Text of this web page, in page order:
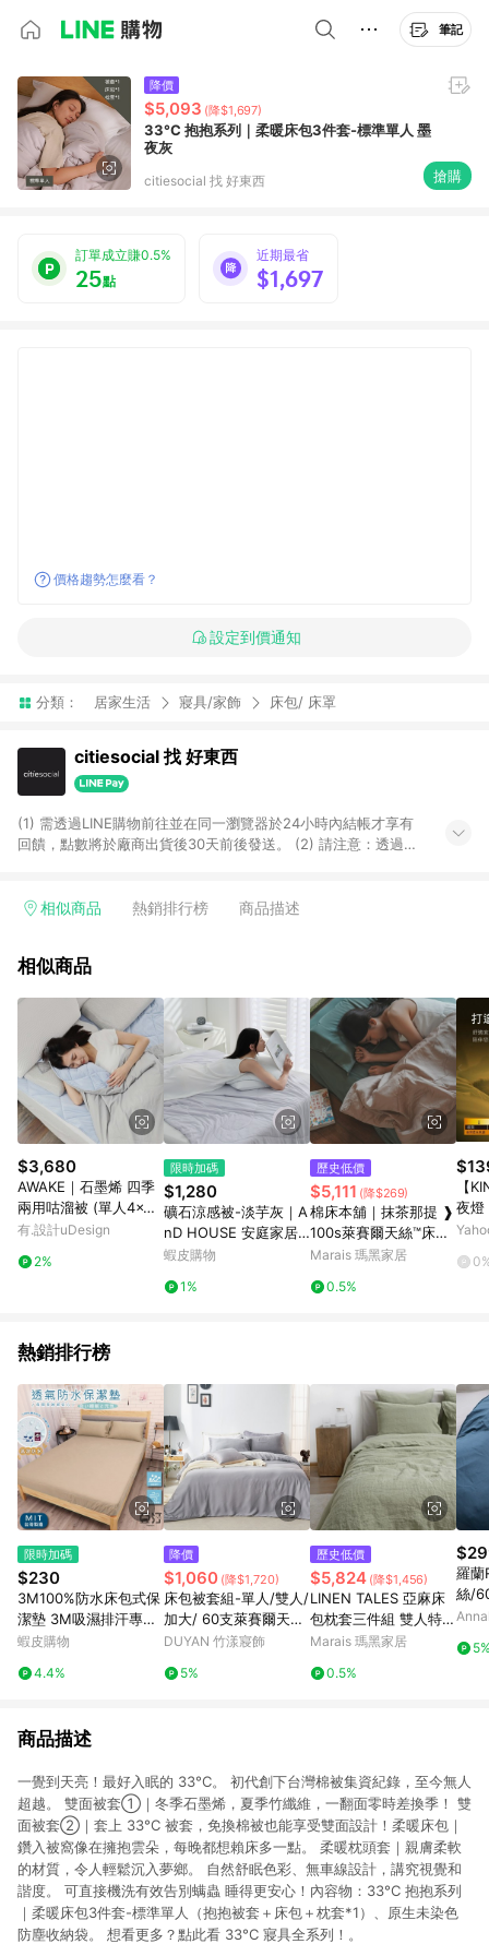
筆記
降價
$5,093 (降$1,697)
33°C 抱抱系列｜柔暖床包3件套-標準單人 墨
夜灰
citiesocial 找 好東西 搶購
訂單成立賺0.5%
25點
近期最省
$1,697
價格趨勢怎麼看？
設定到價通知
分類： 居家生活 寢具/家飾 床包/ 床罩
citiesocial 找 好東西
(1) 需透過LINE購物前往並在同一瀏覽器於24小時內結帳才享有
回饋，點數將於廠商出貨後30天前後發送。 (2) 請注意：透過
相似商品 熱銷排行榜 商品描述
相似商品
$3,680
AWAKE｜石墨烯 四季
兩用咕溜被 (單人4x7
呎)
有.設計uDesign
2%
限時加碼
$1,280
礦石涼感被-淡芋灰｜A
nD HOUSE 安庭家居
涼被
蝦皮購物
1%
歷史低價
$5,111 (降$269)
棉床本舖｜抹茶那提 ❱
100s萊賽爾天絲™床包
+兩用被 - S4單人床包
Marais 瑪黑家居
0.5%
【
夜燈
熱銷排行榜
限時加碼
$230
3M100%防水床包式保
潔墊 3M吸濕排汗專利
技術處理 台灣製 單人/
床包組/床包 亞汀 奶茶
蝦皮購物
4.4%
降價
$1,060 (降$1,720)
床包被套組-單人/雙人/
加大/ 60支萊賽爾天絲
/ 芝麻霧灰 台灣製
DUYAN 竹漾寢飾
5%
歷史低價
$5,824 (降$1,456)
LINEN TALES 亞麻床
包枕套三件組 雙人特大
鼠尾草綠
Marais 瑪黑家居
0.5%
羅蘭
絲/
被
商品描述
一覺到天亮！最好入眠的 33°C。 初代創下台灣棉被集資紀錄，至今無人
超越。 雙面被套①｜冬季石墨烯，夏季竹纖維，一翻面零時差換季！ 雙
面被套②｜套上 33°C 被套，免換棉被也能享受雙面設計！柔暖床包｜
鑽入被窩像在擁抱雲朵，每晚都想賴床多一點。 柔暖枕頭套｜親膚柔軟
的材質，令人輕鬆沉入夢鄉。 自然舒眠色彩、無車線設計，講究視覺和
諧度。 可直接機洗有效告別螨蟲 睡得更安心！內容物：33°C 抱抱系列
｜柔暖床包3件套-標準單人（抱抱被套＋床包＋枕套*1）、原生未染色
防塵收納袋。 想看更多？點此看 33°C 寢具全系列！。